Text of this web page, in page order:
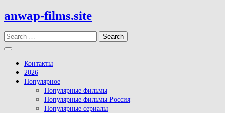
Skip
to
content
anwap-films.site
Search
Open
Button
Контакты
2026
Популярное
Популярные фильмы
Популярные фильмы Россия
Популярные сериалы